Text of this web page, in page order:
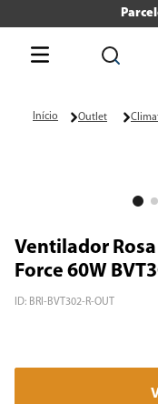
Outlet
Ventilador
Force 60W
ID: BRI-BVT302-R-OUT
3º air fryer
4º microondas